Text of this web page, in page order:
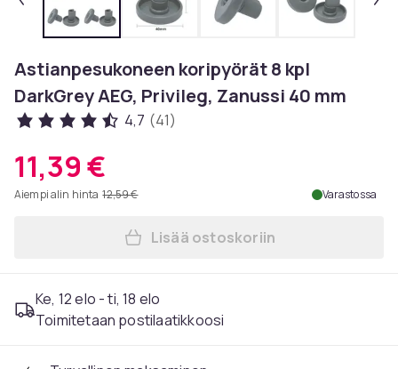
Astianpesukoneen koripyörät 8 kpl
DarkGrey AEG, Privileg, Zanussi 40 mm
4,7 (41)
11,39 €
Aiempi alin hinta 12,59 € Varastossa
Lisää Astianpesukoneen
Lisää ostoskoriin
Ke, 12 elo - ti, 18 elo
Toimitetaan postilaatikkoosi